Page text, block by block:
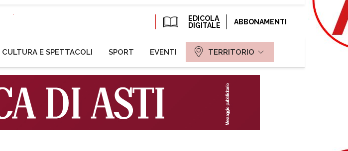
EDICOLA
DIGITALE
ABBONAMENTI
CULTURA E SPETTACOLI SPORT EVENTI TERRITORIO